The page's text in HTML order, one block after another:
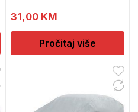
31,00 KM
Pročitaj više